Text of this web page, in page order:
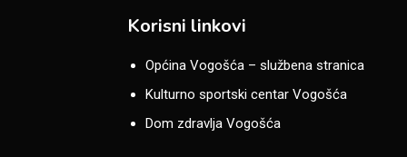
Korisni linkovi
Općina Vogošća – službena stranica
Kulturno sportski centar Vogošća
Dom zdravlja Vogošća